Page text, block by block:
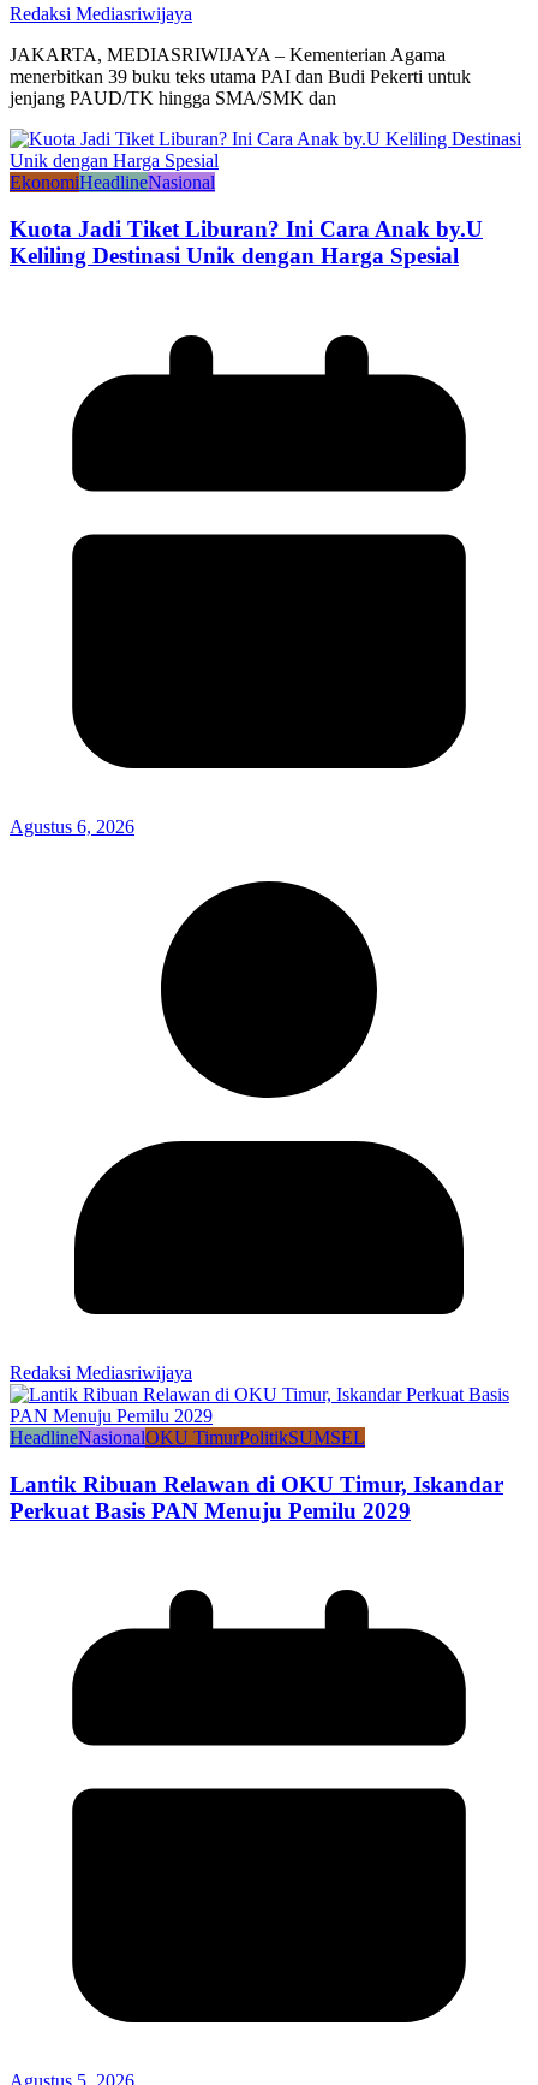
Redaksi Mediasriwijaya
JAKARTA, MEDIASRIWIJAYA – Kementerian Agama
menerbitkan 39 buku teks utama PAI dan Budi Pekerti untuk
jenjang PAUD/TK hingga SMA/SMK dan
EkonomiHeadlineNasional
Kuota Jadi Tiket Liburan? Ini Cara Anak by.U
Keliling Destinasi Unik dengan Harga Spesial
Agustus 6, 2026
Redaksi Mediasriwijaya
HeadlineNasionalOKU TimurPolitikSUMSEL
Lantik Ribuan Relawan di OKU Timur, Iskandar
Perkuat Basis PAN Menuju Pemilu 2029